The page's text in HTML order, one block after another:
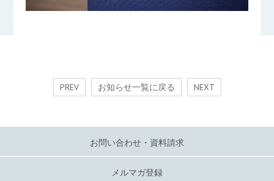
PREV お知らせ一覧に戻る NEXT
お問い合わせ・資料請求
メルマガ登録